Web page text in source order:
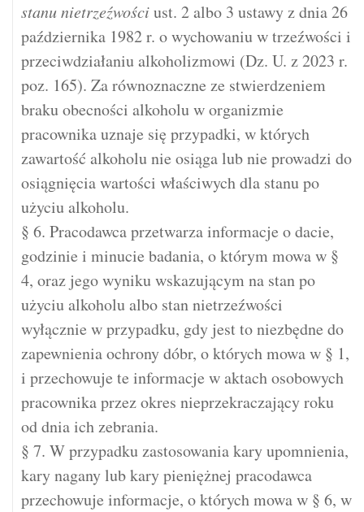
stanu nietrzeźwościust. 2 albo 3 ustawy z dnia 26
października 1982 r. o wychowaniu w trzeźwości i
przeciwdziałaniu alkoholizmowi (Dz. U. z 2023 r.
poz. 165). Za równoznaczne ze stwierdzeniem
braku obecności alkoholu w organizmie
pracownika uznaje się przypadki, w których
zawartość alkoholu nie osiąga lub nie prowadzi do
osiągnięcia wartości właściwych dla stanu po
użyciu alkoholu.
§ 6. Pracodawca przetwarza informacje o dacie,
godzinie i minucie badania, o którym mowa w §
4, oraz jego wyniku wskazującym na stan po
użyciu alkoholu albo stan nietrzeźwości
wyłącznie w przypadku, gdy jest to niezbędne do
zapewnienia ochrony dóbr, o których mowa w § 1,
i przechowuje te informacje w aktach osobowych
pracownika przez okres nieprzekraczający roku
od dnia ich zebrania.
§ 7. W przypadku zastosowania kary upomnienia,
kary nagany lub kary pieniężnej pracodawca
przechowuje informacje, o których mowa w § 6, w